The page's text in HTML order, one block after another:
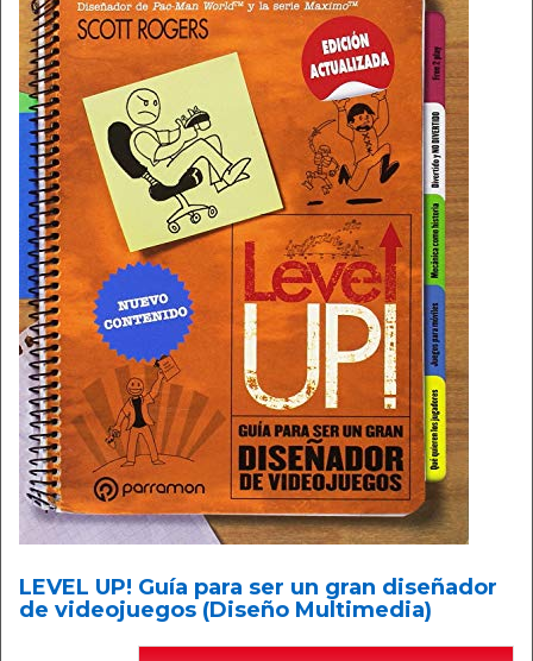
LEVEL UP! Guía para ser un gran diseñador
de videojuegos (Diseño Multimedia)